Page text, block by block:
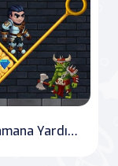
Kahramana Yardım Et